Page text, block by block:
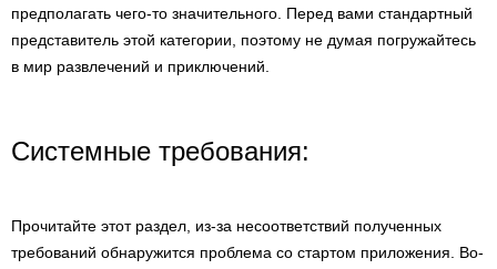
предполагать чего-то значительного. Перед вами стандартный
представитель этой категории, поэтому не думая погружайтесь
в мир развлечений и приключений.
Системные требования:
Прочитайте этот раздел, из-за несоответствий полученных
требований обнаружится проблема со стартом приложения. Во-